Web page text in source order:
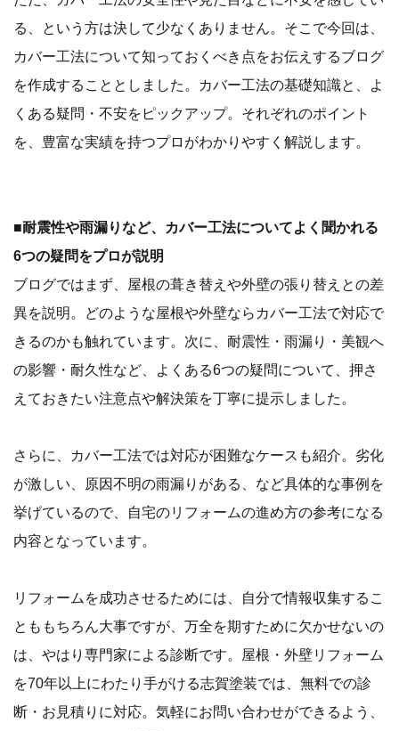
る、という方は決して少なくありません。そこで今回は、
カバー工法について知っておくべき点をお伝えするブログ
を作成することとしました。カバー工法の基礎知識と、よ
くある疑問・不安をピックアップ。それぞれのポイント
を、豊富な実績を持つプロがわかりやすく解説します。
■耐震性や雨漏りなど、カバー工法についてよく聞かれる
6つの疑問をプロが説明
ブログではまず、屋根の葺き替えや外壁の張り替えとの差
異を説明。どのような屋根や外壁ならカバー工法で対応で
きるのかも触れています。次に、耐震性・雨漏り・美観へ
の影響・耐久性など、よくある6つの疑問について、押さ
えておきたい注意点や解決策を丁寧に提示しました。
さらに、カバー工法では対応が困難なケースも紹介。劣化
が激しい、原因不明の雨漏りがある、など具体的な事例を
挙げているので、自宅のリフォームの進め方の参考になる
内容となっています。
リフォームを成功させるためには、自分で情報収集するこ
とももちろん大事ですが、万全を期すために欠かせないの
は、やはり専門家による診断です。屋根・外壁リフォーム
を70年以上にわたり手がける志賀塗装では、無料での診
断・お見積りに対応。気軽にお問い合わせができるよう、